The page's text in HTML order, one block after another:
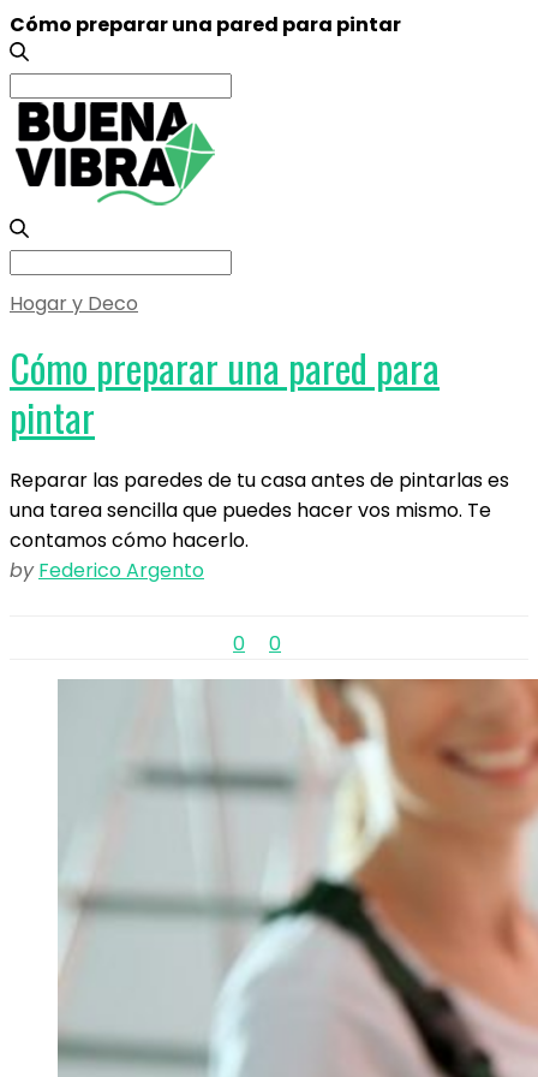
Cómo preparar una pared para pintar
Search
for:
Search
Hogar y Deco
Cómo preparar una pared para
pintar
Reparar las paredes de tu casa antes de pintarlas es
una tarea sencilla que puedes hacer vos mismo. Te
contamos cómo hacerlo.
by Federico Argento
0 0